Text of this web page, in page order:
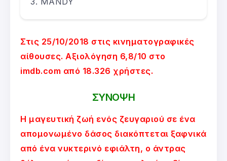
Στις 25/10/2018 στις κινηματογραφικές
αίθουσες. Αξιολόγηση 6,8/10 στο
imdb.com από 18.326 χρήστες.
ΣΥΝΟΨΗ
Η μαγευτική ζωή ενός ζευγαριού σε ένα
απομονωμένο δάσος διακόπτεται ξαφνικά
από ένα νυκτερινό εφιάλτη, ο άντρας